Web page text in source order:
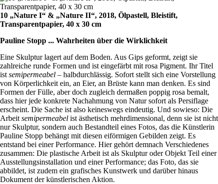
10 „Nature I“ & „Nature II“, 2018, Ölpastell, Bleistift,
Transparentpapier, 40 x 30 cm
Pauline Stopp ... Wahrheiten über die Wirklichkeit
Eine Skulptur lagert auf dem Boden. Aus Gips geformt, zeigt sie
zahlreiche runde Formen und ist eingefärbt mit rosa Pigment. Ihr Titel
ist semipermeabel – halbdurchlässig. Sofort stellt sich eine Vorstellung
von Körperlichkeit ein, an Eier, an Brüste kann man denken. Es sind
Formen der Fülle, aber doch zugleich dermaßen poppig rosa bemalt,
dass hier jede konkrete Nachahmung von Natur sofort als Persiflage
erscheint. Die Sache ist also keineswegs eindeutig. Und sowieso: Die
Arbeit semipermeabel ist ästhetisch mehrdimensional, denn sie ist nicht
nur Skulptur, sondern auch Bestandteil eines Fotos, das die Künstlerin
Pauline Stopp behängt mit diesen eiförmigen Gebilden zeigt. Es
entstand bei einer Performance. Hier gehört demnach Verschiedenes
zusammen: Die plastische Arbeit ist als Skulptur oder Objekt Teil einer
Ausstellungsinstallation und einer Performance; das Foto, das sie
abbildet, ist zudem ein grafisches Kunstwerk und darüber hinaus
Dokument der künstlerischen Aktion.